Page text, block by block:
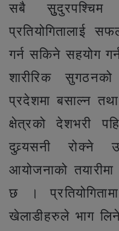
सबै सुुदुरपश्चिम
प्रतियोगितालाई
गर्न सकिने सहयोग
शारीरिक
प्रदेशमा बसाल्न
क्षेत्रको देशभरी
दुव्र्यसनी रोक्ने
आयोजनाको
छ ।
खेलाडीहरुले भाग